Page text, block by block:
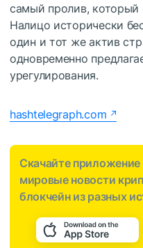
самый пролив, который
Налицо исторически
один и тот же актив
одновременно
урегулирования.
hashtelegraph.com
Скачайте приложение
мировые новости
блокчейн из разных